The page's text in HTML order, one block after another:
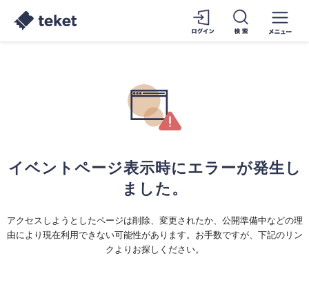
イベントページ表示時にエラーが発生し
ました。
アクセスしようとしたページは削除、変更されたか、公開準備中などの理
由により現在利用できない可能性があります。お手数ですが、下記のリン
クよりお探しください。